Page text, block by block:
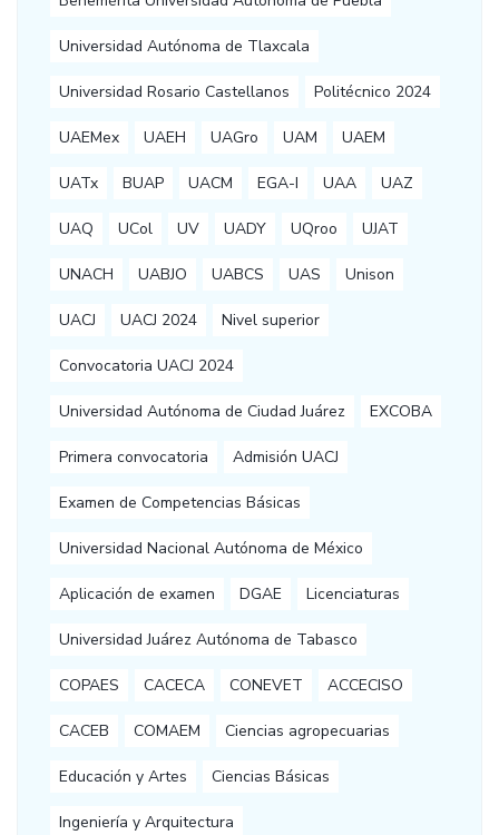
Universidad Autónoma de Tlaxcala
Universidad Rosario Castellanos Politécnico 2024
UAEMex UAEH UAGro UAM UAEM
UATx BUAP UACM EGA-I UAA UAZ
UAQ UCol UV UADY UQroo UJAT
UNACH UABJO UABCS UAS Unison
UACJ UACJ 2024 Nivel superior
Convocatoria UACJ 2024
Universidad Autónoma de Ciudad Juárez EXCOBA
Primera convocatoria Admisión UACJ
Examen de Competencias Básicas
Universidad Nacional Autónoma de México
Aplicación de examen DGAE Licenciaturas
Universidad Juárez Autónoma de Tabasco
COPAES CACECA CONEVET ACCECISO
CACEB COMAEM Ciencias agropecuarias
Educación y Artes Ciencias Básicas
Ingeniería y Arquitectura